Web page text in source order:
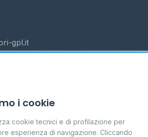
gpl.it
Carpi
P.IVA 03859300364
delle Imprese e del Made in Italy
Aggiornamento quotidiano
i cookie
cookie tecnici e di profilazione per
esperienza di navigazione. Cliccando